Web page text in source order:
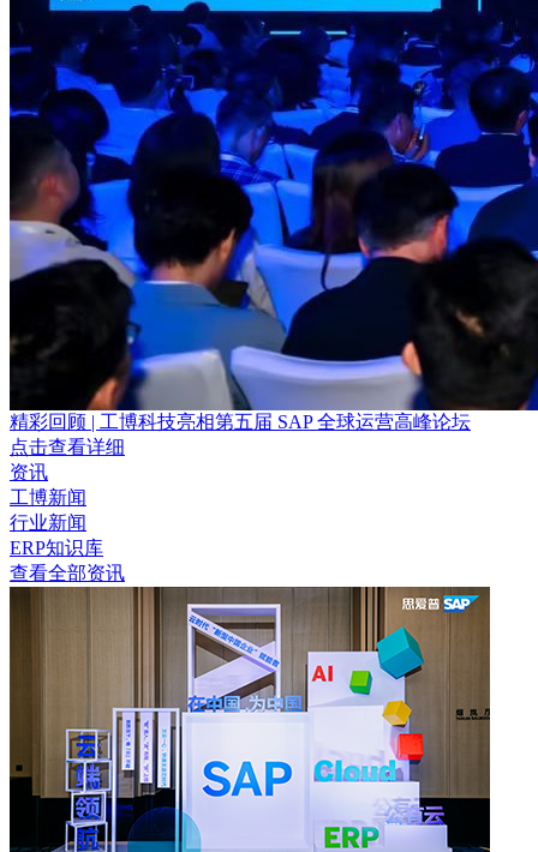
精彩回顾 | 工博科技亮相第五届 SAP 全球运营高峰论坛
点击查看详细
资讯
工博新闻
行业新闻
ERP知识库
查看全部资讯